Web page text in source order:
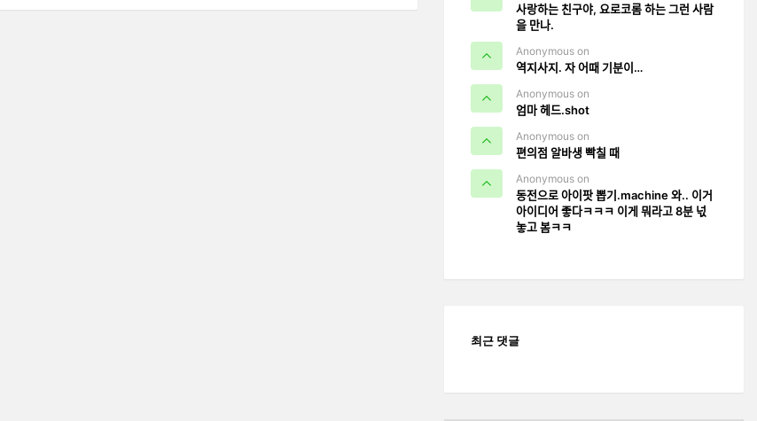
사랑하는 친구야, 요로코롬 하는 그런 사람
을 만나.
Anonymous on
역지사지. 자 어때 기분이…
Anonymous on
엄마 헤드.shot
Anonymous on
편의점 알바생 빡칠 때
Anonymous on
동전으로 아이팟 뽑기.machine 와.. 이거
아이디어 좋다ㅋㅋㅋ 이게 뭐라고 8분 넋
놓고 봄ㅋㅋ
최근 댓글